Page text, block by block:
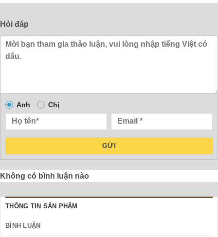
Hỏi đáp
Anh Chị
GỬI
Không có bình luận nào
THÔNG TIN SẢN PHẨM
BÌNH LUẬN